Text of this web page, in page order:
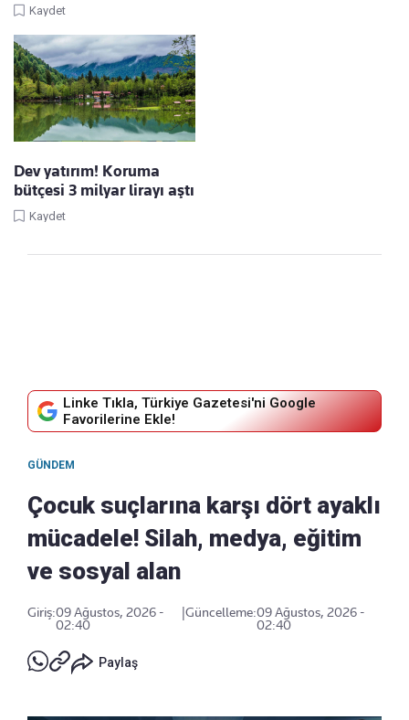
Kaydet
Dev yatırım! Koruma
bütçesi 3 milyar lirayı aştı
Kaydet
Linke Tıkla, Türkiye Gazetesi'ni Google
Favorilerine Ekle!
GÜNDEM
Çocuk suçlarına karşı dört ayaklı
mücadele! Silah, medya, eğitim
ve sosyal alan
Giriş:09 Ağustos, 2026 -
02:40
Güncelleme:09 Ağustos, 2026 -
02:40
Paylaş